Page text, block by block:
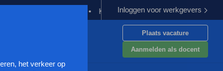
Kabinet werkt aan verbetering aanpak van
Inloggen voor werkgevers
Plaats vacature
Aanmelden als docent
het verkeer op